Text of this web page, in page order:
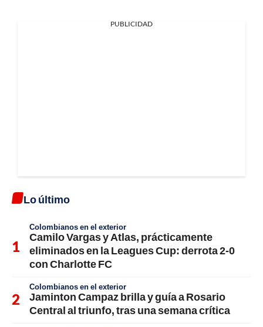
PUBLICIDAD
Lo último
Colombianos en el exterior
Camilo Vargas y Atlas, prácticamente
eliminados en la Leagues Cup: derrota 2-0
con Charlotte FC
Colombianos en el exterior
Jaminton Campaz brilla y guía a Rosario
Central al triunfo, tras una semana crítica